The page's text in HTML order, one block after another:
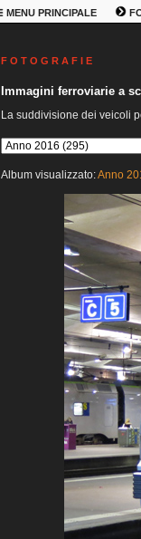
MENU PRINCIPALE
F O T O G R A F I E
Immagini ferroviarie a
La suddivisione dei veicoli
Album visualizzato:Anno